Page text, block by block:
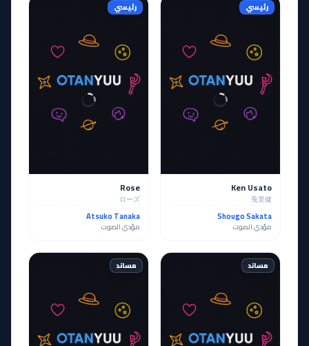
رئيسي
Ken Usato
兎里健
Shougo Sakata
مؤدي الصوت
رئيسي
Rose
ローズ
Atsuko Tanaka
مؤدي الصوت
مساند مساند